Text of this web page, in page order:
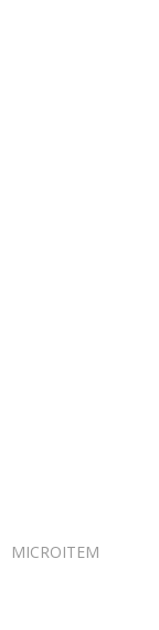
MICROITEM